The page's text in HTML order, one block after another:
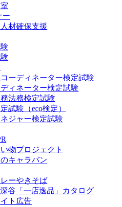
ー
材確保支援
ーディネーター検定試験
ィネーター検定試験
法務検定試験
試験（eco検定）
ジャー検定試験
物プロジェクト
キャラバン
ーやきそば
谷「一店逸品」カタログ
ト広告